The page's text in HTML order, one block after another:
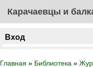
Карачаевцы и
Вход
Главная » Библиотека »